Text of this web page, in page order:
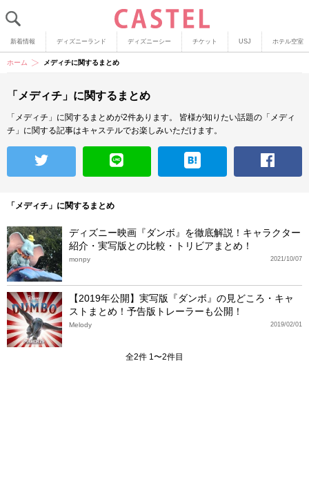
新着情報 ディズニーランド ディズニーシー チケット USJ ホテル空室
ホーム メディチに関するまとめ
「メディチ」に関するまとめ
「メディチ」に関するまとめが2件あります。
皆様が知りたい話題の「メディ
チ」に関する記事はキャステルでお楽しみいただけます。
「メディチ」に関するまとめ
ディズニー映画『ダンボ』を徹底解説！キャラクター
紹介・実写版との比較・トリビアまとめ！
2021/10/07
monpy
【2019年公開】実写版『ダンボ』の見どころ・キャ
ストまとめ！予告版トレーラーも公開！
2019/02/01
Melody
全2件 1〜2件目